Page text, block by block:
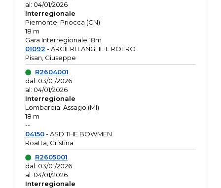
al: 04/01/2026
Interregionale
Piemonte: Priocca (CN)
18 m
Gara Interregionale 18m
01092 - ARCIERI LANGHE E ROERO
Pisan, Giuseppe
R2604001
dal: 03/01/2026
al: 04/01/2026
Interregionale
Lombardia: Assago (MI)
18 m
--
04150- ASD THE BOWMEN
Roatta, Cristina
R2605001
dal: 03/01/2026
al: 04/01/2026
Interregionale